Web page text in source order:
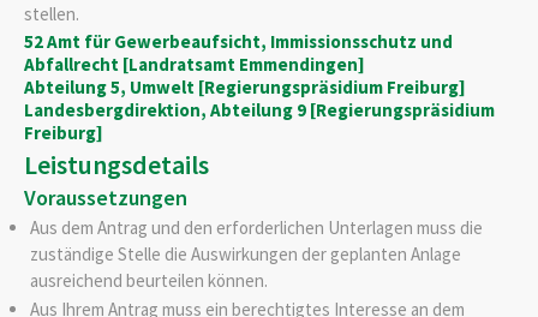
stellen.
52 Amt für Gewerbeaufsicht, Immissionsschutz und
Abfallrecht [Landratsamt Emmendingen]
Abteilung 5, Umwelt [Regierungspräsidium Freiburg]
Landesbergdirektion, Abteilung 9 [Regierungspräsidium
Freiburg]
Leistungsdetails
Voraussetzungen
Aus dem Antrag und den erforderlichen Unterlagen muss die
zuständige Stelle die Auswirkungen der geplanten Anlage
ausreichend beurteilen können.
Aus Ihrem Antrag muss ein berechtigtes Interesse an dem